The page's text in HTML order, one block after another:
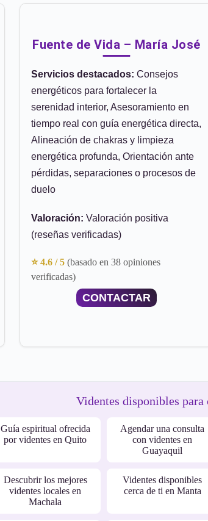
Fuente de Vida – María José
Servicios destacados: Consejos
energéticos para fortalecer la
serenidad interior, Asesoramiento en
tiempo real con guía energética directa,
Alineación de chakras y limpieza
energética profunda, Orientación ante
pérdidas, separaciones o procesos de
duelo
Valoración: Valoración positiva
(reseñas verificadas)
⭐ 4.6 / 5 (basado en 38 opiniones
verificadas)
CONTACTAR
Videntes disponibles
Guía espiritual ofrecida
por videntes en Quito
Agendar una consulta
con videntes en
Guayaquil
Descubrir los mejores
videntes locales en
Machala
Videntes disponibles
cerca de ti en Manta